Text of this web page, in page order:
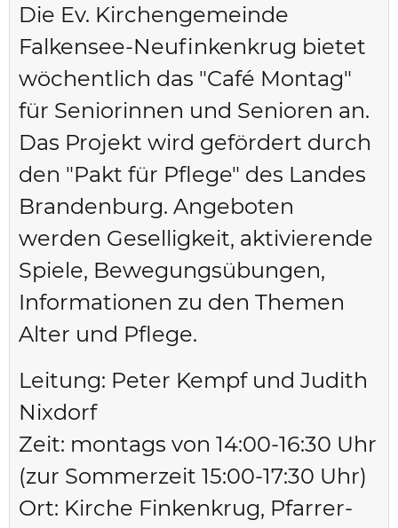
Die Ev. Kirchengemeinde
Falkensee-Neufinkenkrug bietet
wöchentlich das "Café Montag"
für Seniorinnen und Senioren an.
Das Projekt wird gefördert durch
den "Pakt für Pflege" des Landes
Brandenburg. Angeboten
werden Geselligkeit, aktivierende
Spiele, Bewegungsübungen,
Informationen zu den Themen
Alter und Pflege.
Leitung: Peter Kempf und Judith
Nixdorf
Zeit: montags von 14:00-16:30 Uhr
(zur Sommerzeit 15:00-17:30 Uhr)
Ort: Kirche Finkenkrug, Pfarrer-